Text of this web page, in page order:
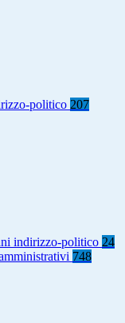
politico 207
indirizzo-politico 24
748